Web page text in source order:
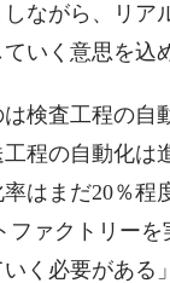
ながら、リア
いく意思を込
検査工程の自
程の自動化は
はまだ20％程
ファクトリーを
く必要がある